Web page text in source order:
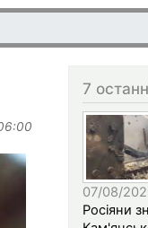
7
07/08/
Росіяни